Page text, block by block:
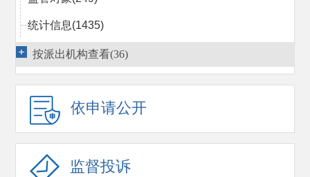
统计信息(1435)
行政处罚决定(2022)
行政执法当事人承诺(14)
行政复议(1540)
监管措施(814)
按派出机构查看(36)
依申请公开
监督投诉